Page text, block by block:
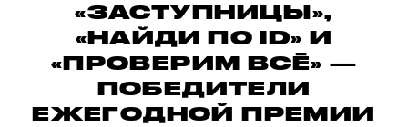
«ЗАСТУПНИЦЫ»,
«НАЙДИ ПО ID» И
«ПРОВЕРИМ ВСЁ» —
ПОБЕДИТЕЛИ
ЕЖЕГОДНОЙ ПРЕМИИ